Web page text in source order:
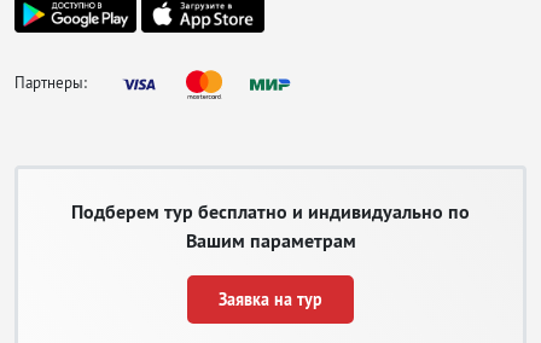
экзотики, прокатитесь на повозке, запряженной лошадьми. Можно взять в
аренду велосипед или скутер, но за ними надо следить, воровство не
планируются поездки по окрестностям или в другие города.
предлагающие своим гостям всевозможные дополнительные услуги.
Партнеры:
Подберем тур бесплатно и индивидуально по
Вашим параметрам
Заявка на тур